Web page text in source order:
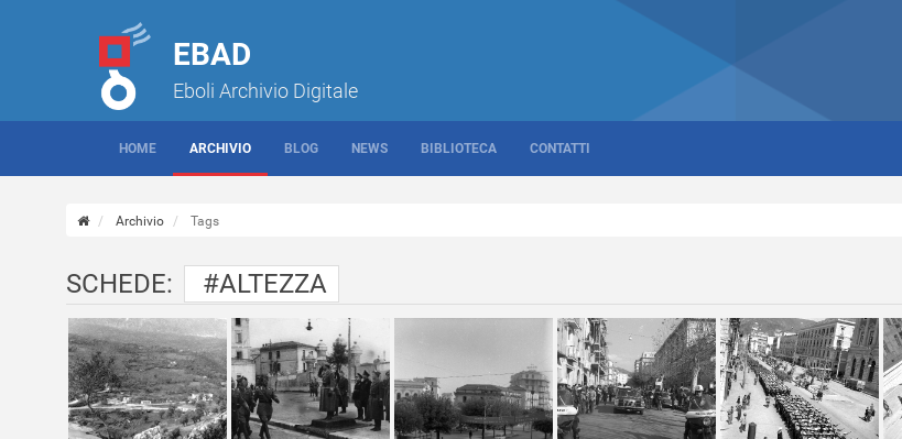
EBAD
Eboli Archivio Digitale
HOME ARCHIVIO BLOG NEWS BIBLIOTECA CONTATTI
Archivio Tags
SCHEDE: #ALTEZZA